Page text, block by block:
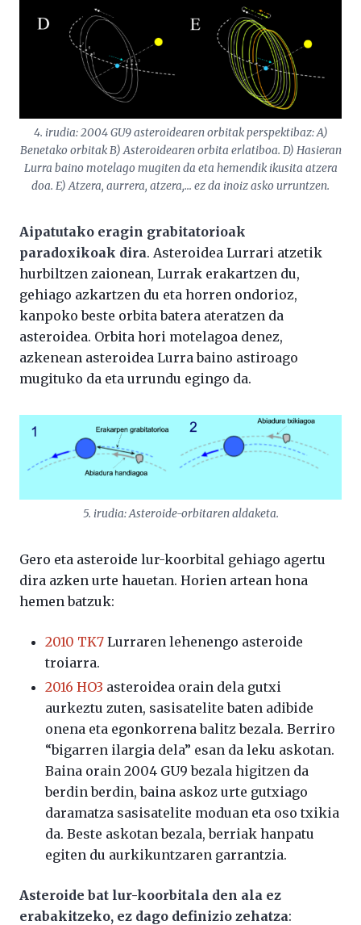
4. irudia: 2004 GU9 asteroidearen orbitak perspektibaz: A)
Benetako orbitak B) Asteroidearen orbita erlatiboa. D) Hasieran
Lurra baino motelago mugiten da eta hemendik ikusita atzera
doa. E) Atzera, aurrera, atzera,… ez da inoiz asko urruntzen.
Aipatutako eragin grabitatorioak
paradoxikoak dira. Asteroidea Lurrari atzetik
hurbiltzen zaionean, Lurrak erakartzen du,
gehiago azkartzen du eta horren ondorioz,
kanpoko beste orbita batera ateratzen da
asteroidea. Orbita hori motelagoa denez,
azkenean asteroidea Lurra baino astiroago
mugituko da eta urrundu egingo da.
5. irudia: Asteroide-orbitaren aldaketa.
Gero eta asteroide lur-koorbital gehiago agertu
dira azken urte hauetan. Horien artean hona
hemen batzuk:
2010 TK7 Lurraren lehenengo asteroide
troiarra.
2016 HO3 asteroidea orain dela gutxi
aurkeztu zuten, sasisatelite baten adibide
onena eta egonkorrena balitz bezala. Berriro
“bigarren ilargia dela” esan da leku askotan.
Baina orain 2004 GU9 bezala higitzen da
berdin berdin, baina askoz urte gutxiago
daramatza sasisatelite moduan eta oso txikia
da. Beste askotan bezala, berriak hanpatu
egiten du aurkikuntzaren garrantzia.
Asteroide bat lur-koorbitala den ala ez
erabakitzeko, ez dago definizio zehatza: